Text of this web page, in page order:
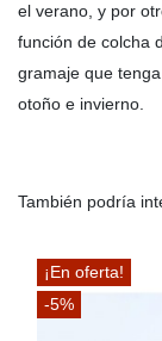
el verano, y por
función de colcha
gramaje que
otoño e invierno.
También podría
¡En oferta!
-5%